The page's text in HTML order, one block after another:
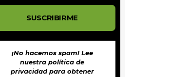
¡No hacemos spam! Lee
nuestra política de
privacidadpara obtener